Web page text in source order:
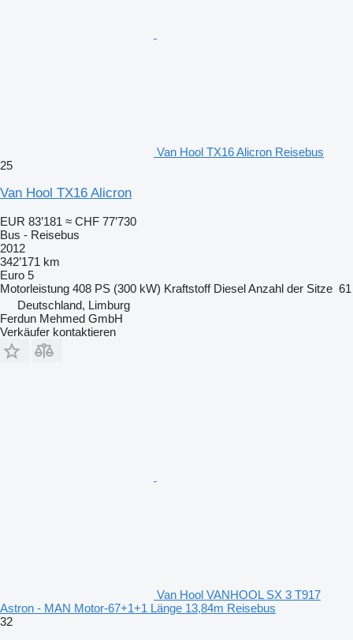
Van Hool TX16 Alicron Reisebus
25
Van Hool TX16 Alicron
EUR 83’181 ≈ CHF 77’730
Bus - Reisebus
2012
342’171 km
Euro 5
Motorleistung 408 PS (300 kW) Kraftstoff DieselAnzahl der Sitze 61
Deutschland, Limburg
Ferdun Mehmed GmbH
Verkäufer kontaktieren
Van Hool VANHOOL SX 3 T917
Astron - MAN Motor-67+1+1 Länge 13,84m Reisebus
32